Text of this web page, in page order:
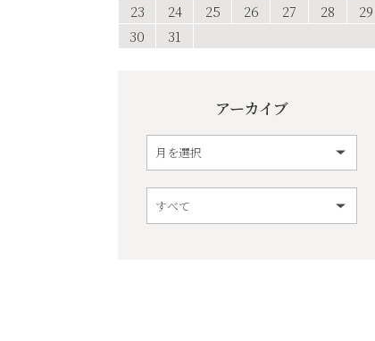
23
24 25 26 27 28
29
30
31
アーカイブ